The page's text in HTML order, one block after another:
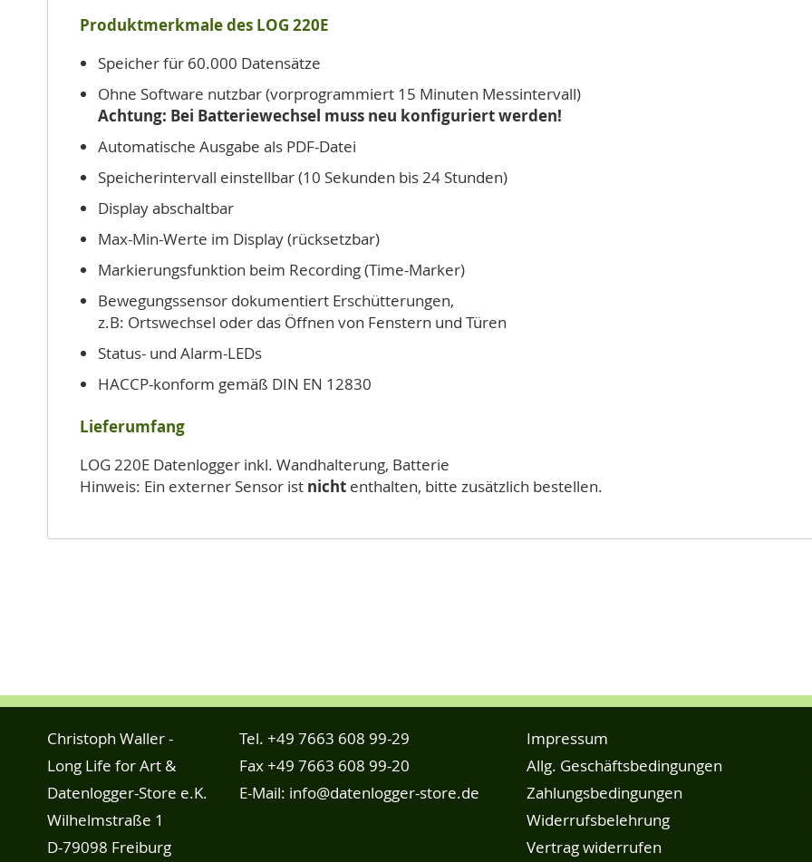
Produktmerkmale des LOG 220E
Speicher für 60.000 Datensätze
Ohne Software nutzbar (vorprogrammiert 15 Minuten Messintervall)
Achtung: Bei Batteriewechsel muss neu konfiguriert werden!
Automatische Ausgabe als PDF-Datei
Speicherintervall einstellbar (10 Sekunden bis 24 Stunden)
Display abschaltbar
Max-Min-Werte im Display (rücksetzbar)
Markierungsfunktion beim Recording (Time-Marker)
Bewegungssensor dokumentiert Erschütterungen,
z.B: Ortswechsel oder das Öffnen von Fenstern und Türen
Status- und Alarm-LEDs
HACCP-konform gemäß DIN EN 12830
Lieferumfang
LOG 220E Datenlogger inkl. Wandhalterung, Batterie
Hinweis: Ein externer Sensor ist nicht enthalten, bitte zusätzlich bestellen.
Christoph Waller -
Long Life for Art &
Datenlogger-Store e.K.
Wilhelmstraße 1
D-79098 Freiburg
Tel. +49 7663 608 99-29
Fax +49 7663 608 99-20
E-Mail: info@datenlogger-store.de
Impressum
Allg. Geschäftsbedingungen
Zahlungsbedingungen
Widerrufsbelehrung
Vertrag widerrufen